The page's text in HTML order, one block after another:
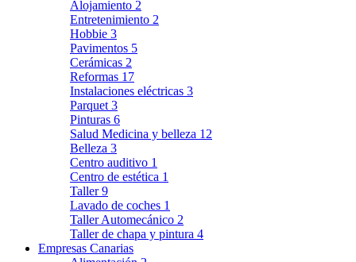
Alojamiento 2
Entretenimiento 2
Hobbie 3
Pavimentos 5
Cerámicas 2
Reformas 17
Instalaciones eléctricas 3
Parquet 3
Pinturas 6
Salud Medicina y belleza 12
Belleza 3
Centro auditivo 1
Centro de estética 1
Taller9
Lavado de coches 1
Taller Automecánico 2
Taller de chapa y pintura 4
Empresas Canarias